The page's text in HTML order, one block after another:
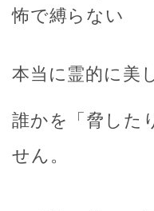
怖で縛らない
本当に霊的に美
誰かを「脅した
せん。